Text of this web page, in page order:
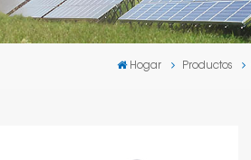
Hogar Productos